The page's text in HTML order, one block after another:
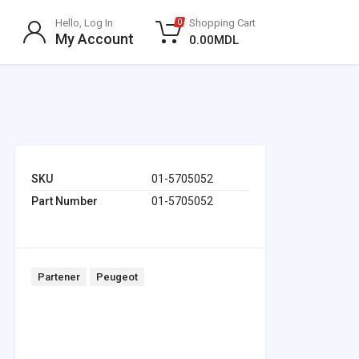
Hello, Log In
My Account
0 Shopping Cart
0.00MDL
SKU
01-5705052
Part Number
01-5705052
Tags:
Partener Peugeot